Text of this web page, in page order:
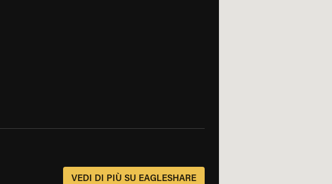
VEDI DI PIÙ SU EAGLESHARE